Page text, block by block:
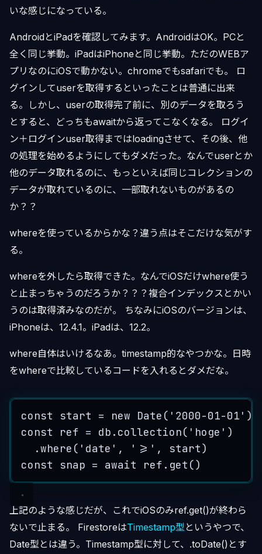
いな感じになっている。
AndroidとiPadを確認してみます。AndroidはOK。PCと
全く同じ挙動。iPadはiPhoneと同じ挙動。ただのWEBア
プリなのにiOSで動かない。chromeでもsafariでも。 ロ
グインしてuserを取得するといったことは普通に出来
る。しかし、userの取得完了前に、別のデータを取ろう
とすると、どっちもawaitから返ってこなくなる。 ログイ
ン＋ログインuser取得まではloadingさせて、その後、他
の処理を始めるようにしてもダメだった。なんでuserとか
他のデータ取れるのに、もっといえば同じコレクションの
データが取れているのに、一部取れないものがあるの
か？？
whereを使っているからかな？違う点はそこだけな気がす
る。
whereを外したら取得できた。なんでiOSだけwhere使う
と止まっちゃうのだろうか？？？複合インデックスとかい
うのは取得済みなのだが。 ちなみにiOSのバージョンは、
iPhoneは、12.4.1。iPadは、12.2。
where自体はいけるなあ。timestamp的なやつかな。日時
をwhereで比較しているコードを入れるとダメだな。
const start = new Date ( ' 2000-01-01 ' )
const
ref = db . collection( ' hoge ' )
.where ( ' date ' , ' >= ' , start)
const
snap = await ref . get ()
上記のような感じだが、これでiOSのみref.get()が終わら
ないで止まる。 FirestoreはTimestamp型 というやつで、
Date型とは違う。Timestamp型に対して、.toDate()とす